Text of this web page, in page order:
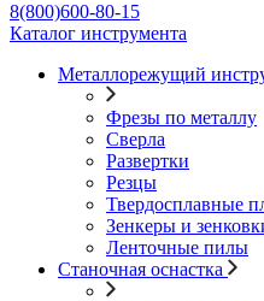
8(800)600-80-15
Каталог инструмента
Металлорежущий
Фрезы по металлу
Сверла
Развертки
Резцы
Твердосплавные
Зенкеры и
Ленточные пилы
Станочная оснастка